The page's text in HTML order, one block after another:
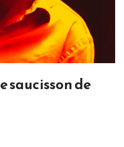
saucisson de